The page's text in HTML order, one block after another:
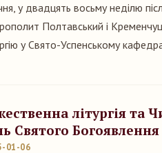
у двадцять восьму неділю
Полтавський і
у Свято-Успенському
літургія та
Святого Богоявлення
01-06